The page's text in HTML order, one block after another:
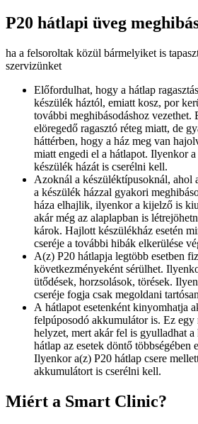
P20 hátlapi üveg
ha a felsoroltak közül bármelyiket is
szervizünket
Előfordulhat, hogy a hátlap
készülék háztól, emiatt kosz, por
további meghibásodáshoz vezethet.
elöregedő ragasztó réteg miatt, de
háttérben, hogy a ház meg van
miatt engedi el a hátlapot. Ilyenkor
készülék házát is cserélni kell.
Azoknál a készüléktípusoknál, ahol
a készülék házzal gyakori
háza elhajlik, ilyenkor a kijelző is
akár még az alaplapban is
károk. Hajlott készülékház esetén
cseréje a további hibák elkerülése
A(z) P20 hátlapja legtöbb esetben
következményeként sérülhet.
ütődések, horzsolások, törések.
cseréje fogja csak megoldani
A hátlapot esetenként kinyomhatja
felpúposodó akkumulátor is. Ez egy
helyzet, mert akár fel is gyulladhat
hátlap az esetek döntő többségében
Ilyenkor a(z) P20 hátlap csere
akkumulátort is cserélni kell.
Miért a Smart Clinic?